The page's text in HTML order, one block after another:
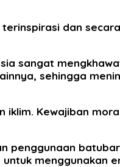
dan
sangat
sehingga
Kewajiban
penggunaan
menggunakan